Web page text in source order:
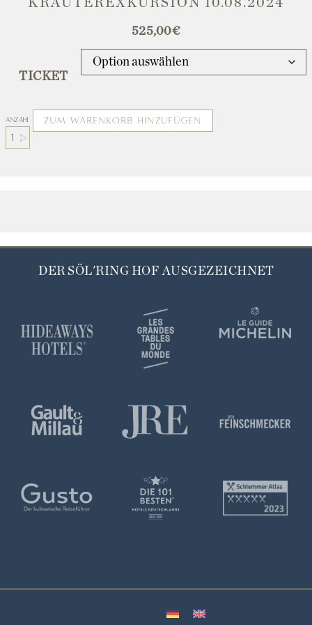
KRÄUTEREXKURSION 10.08.2024
525,00€
TICKET
Anzahl ZUM WARENKORB HINZUFÜGEN
DER SÖL'RING HOF AUSGEZEICHNET